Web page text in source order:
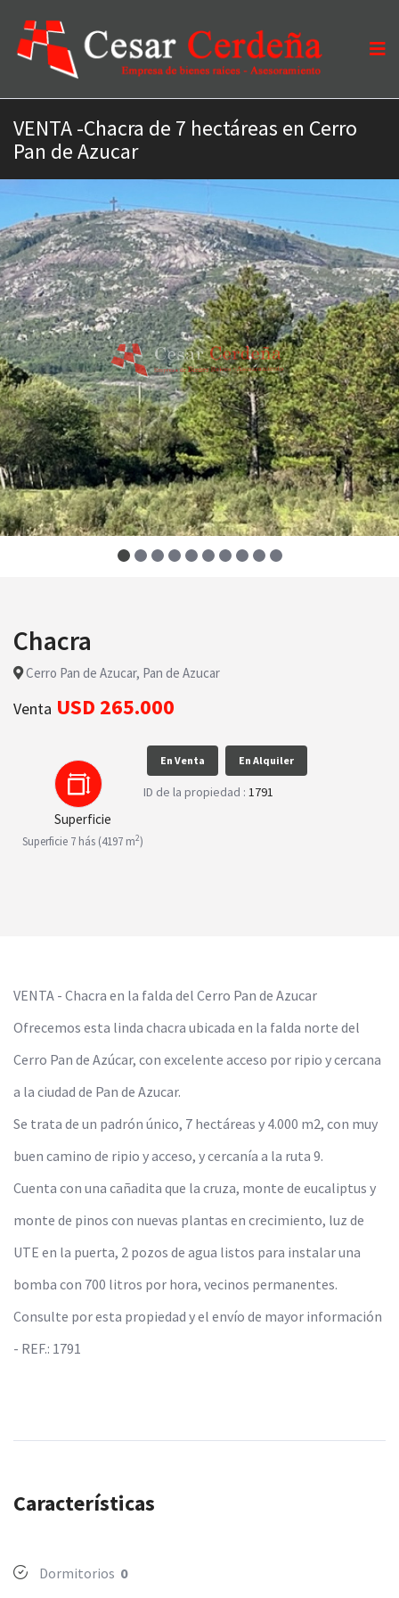
VENTA -Chacra de 7 hectáreas en Cerro
Pan de Azucar
Chacra
Cerro Pan de Azucar, Pan de Azucar
Venta USD 265.000
Superficie
Superficie 7 hás (4197 m2)
En Venta En Alquiler
ID de la propiedad : 1791
VENTA - Chacra en la falda del Cerro Pan de Azucar
Ofrecemos esta linda chacra ubicada en la falda norte del
Cerro Pan de Azúcar, con excelente acceso por ripio y cercana
a la ciudad de Pan de Azucar.
Se trata de un padrón único, 7 hectáreas y 4.000 m2, con muy
buen camino de ripio y acceso, y cercanía a la ruta 9.
Cuenta con una cañadita que la cruza, monte de eucaliptus y
monte de pinos con nuevas plantas en crecimiento, luz de
UTE en la puerta, 2 pozos de agua listos para instalar una
bomba con 700 litros por hora, vecinos permanentes.
Consulte por esta propiedad y el envío de mayor información
- REF.: 1791
Características
Dormitorios 0